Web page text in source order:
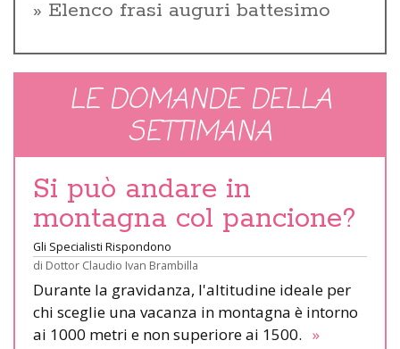
Elenco frasi auguri battesimo
LE DOMANDE DELLA
SETTIMANA
Si può andare in
montagna col pancione?
Gli Specialisti Rispondono
di Dottor Claudio Ivan Brambilla
Durante la gravidanza, l'altitudine ideale per
chi sceglie una vacanza in montagna è intorno
ai 1000 metri e non superiore ai 1500. »